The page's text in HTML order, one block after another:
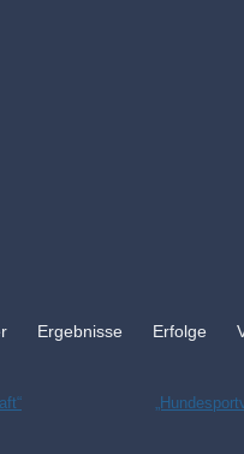
Ergebnisse Erfolge